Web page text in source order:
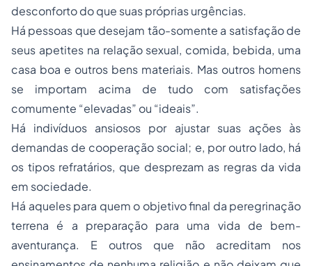
desconforto do que suas próprias urgências.
Há pessoas que desejam tão-somente a satisfação de
seus apetites na relação sexual, comida, bebida, uma
casa boa e outros bens materiais. Mas outros homens
se importam acima de tudo com satisfações
comumente “elevadas” ou “ideais”.
Há indivíduos ansiosos por ajustar suas ações às
demandas de cooperação social; e, por outro lado, há
os tipos refratários, que desprezam as regras da vida
em sociedade.
Há aqueles para quem o objetivo final da peregrinação
terrena é a preparação para uma vida de bem-
aventurança. E outros que não acreditam nos